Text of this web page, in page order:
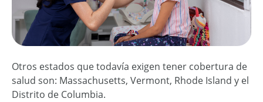
Otros estados que todavía exigen tener cobertura de
salud son: Massachusetts, Vermont, Rhode Island y el
Distrito de Columbia.